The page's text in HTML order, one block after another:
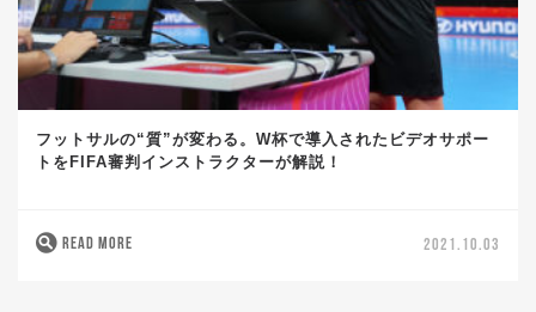
フットサルの“質”が変わる。W杯で導入されたビデオサポー
トをFIFA審判インストラクターが解説！
READ MORE 2021.10.03